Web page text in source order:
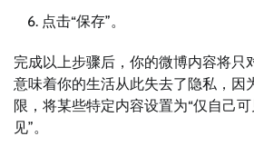
点击“保存”。
完成以上步骤后，你的微博内容将只
意味着你的生活从此失去了隐私，因
限，将某些特定内容设置为“仅自己
见”。